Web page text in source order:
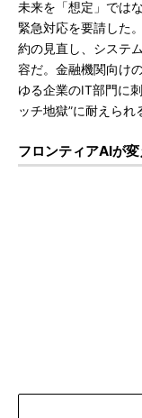
未来を「想定」では
緊急対応を要請した
約の見直し、システ
容だ。金融機関向け
ゆる企業のIT部門に
ッチ地獄”に耐えら
フロンティアAIが